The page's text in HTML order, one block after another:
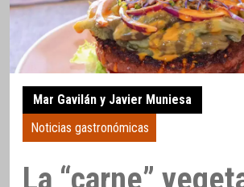
Mar Gavilán y Javier Muniesa
Noticias gastronómicas